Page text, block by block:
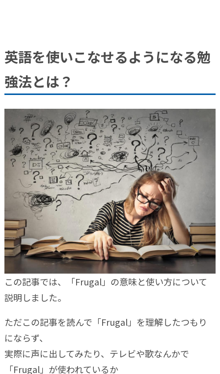
英語を使いこなせるようになる勉
強法とは？
この記事では、「Frugal」の意味と使い方について
説明しました。
ただこの記事を読んで「Frugal」を理解したつもり
にならず、
実際に声に出してみたり、テレビや歌なんかで
「Frugal」が使われているか